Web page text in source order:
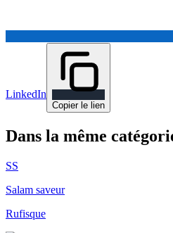
LinkedIn
Copier le lien
Dans la même
SS
Salam saveur
Rufisque